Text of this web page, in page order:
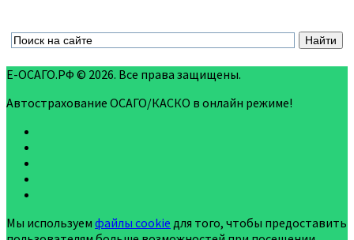
Е-ОСАГО.РФ © 2026. Все права защищены.
Автострахование ОСАГО/КАСКО в онлайн режиме!
Мы используем файлы cookie для того, чтобы предоставить